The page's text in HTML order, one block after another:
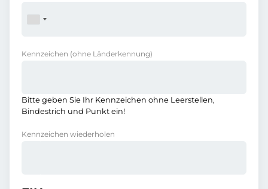
Kennzeichen (ohne Länderkennung)
Bitte geben Sie Ihr Kennzeichen ohne Leerstellen,
Bindestrich und Punkt ein!
Kennzeichen wiederholen